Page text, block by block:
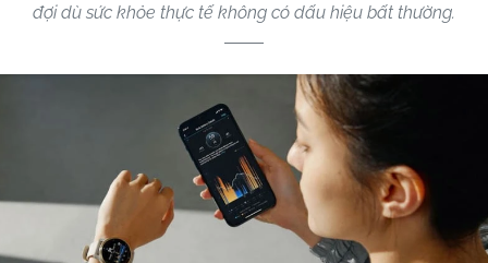
đợi dù sức khỏe thực tế không có dấu hiệu bất thường.